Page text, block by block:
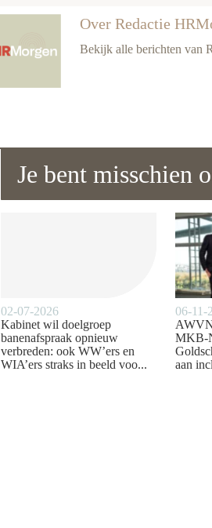
Over Redactie
Bekijk alle berichten van
Je bent misschien
02-07-2026
Kabinet wil doelgroep
banenafspraak opnieuw
verbreden: ook WW’ers en
WIA’ers straks in beeld voo...
06-11-
MKB-
aan